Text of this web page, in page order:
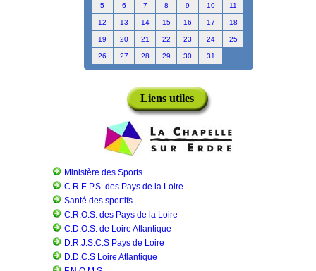
5 6 7 8 9 10 11
12 13 14 15 16 17 18
19 20 21 22 23 24 25
26 27 28 29 30 31
Liens utiles
Ministère des Sports
C.R.E.P.S. des Pays de la Loire
Santé des sportifs
C.R.O.S. des Pays de la Loire
C.D.O.S. de Loire Atlantique
D.R.J.S.C.S Pays de Loire
D.D.C.S Loire Atlantique